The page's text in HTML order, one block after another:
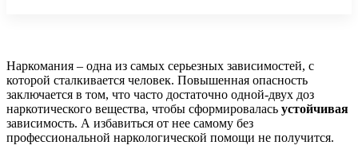
Наркомания – одна из самых серьезных зависимостей, с
которой сталкивается человек. Повышенная опасность
заключается в том, что часто достаточно одной-двух доз
наркотического вещества, чтобы сформировалась устойчивая
зависимость. А избавиться от нее самому без
профессиональной наркологической помощи не получится.